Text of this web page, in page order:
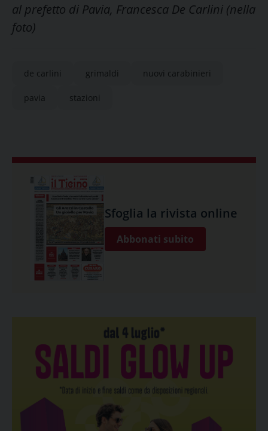
al prefetto di Pavia, Francesca De Carlini (nella
foto)
de carlini grimaldi nuovi carabinieri
pavia stazioni
Sfoglia la rivista online
Abbonati subito